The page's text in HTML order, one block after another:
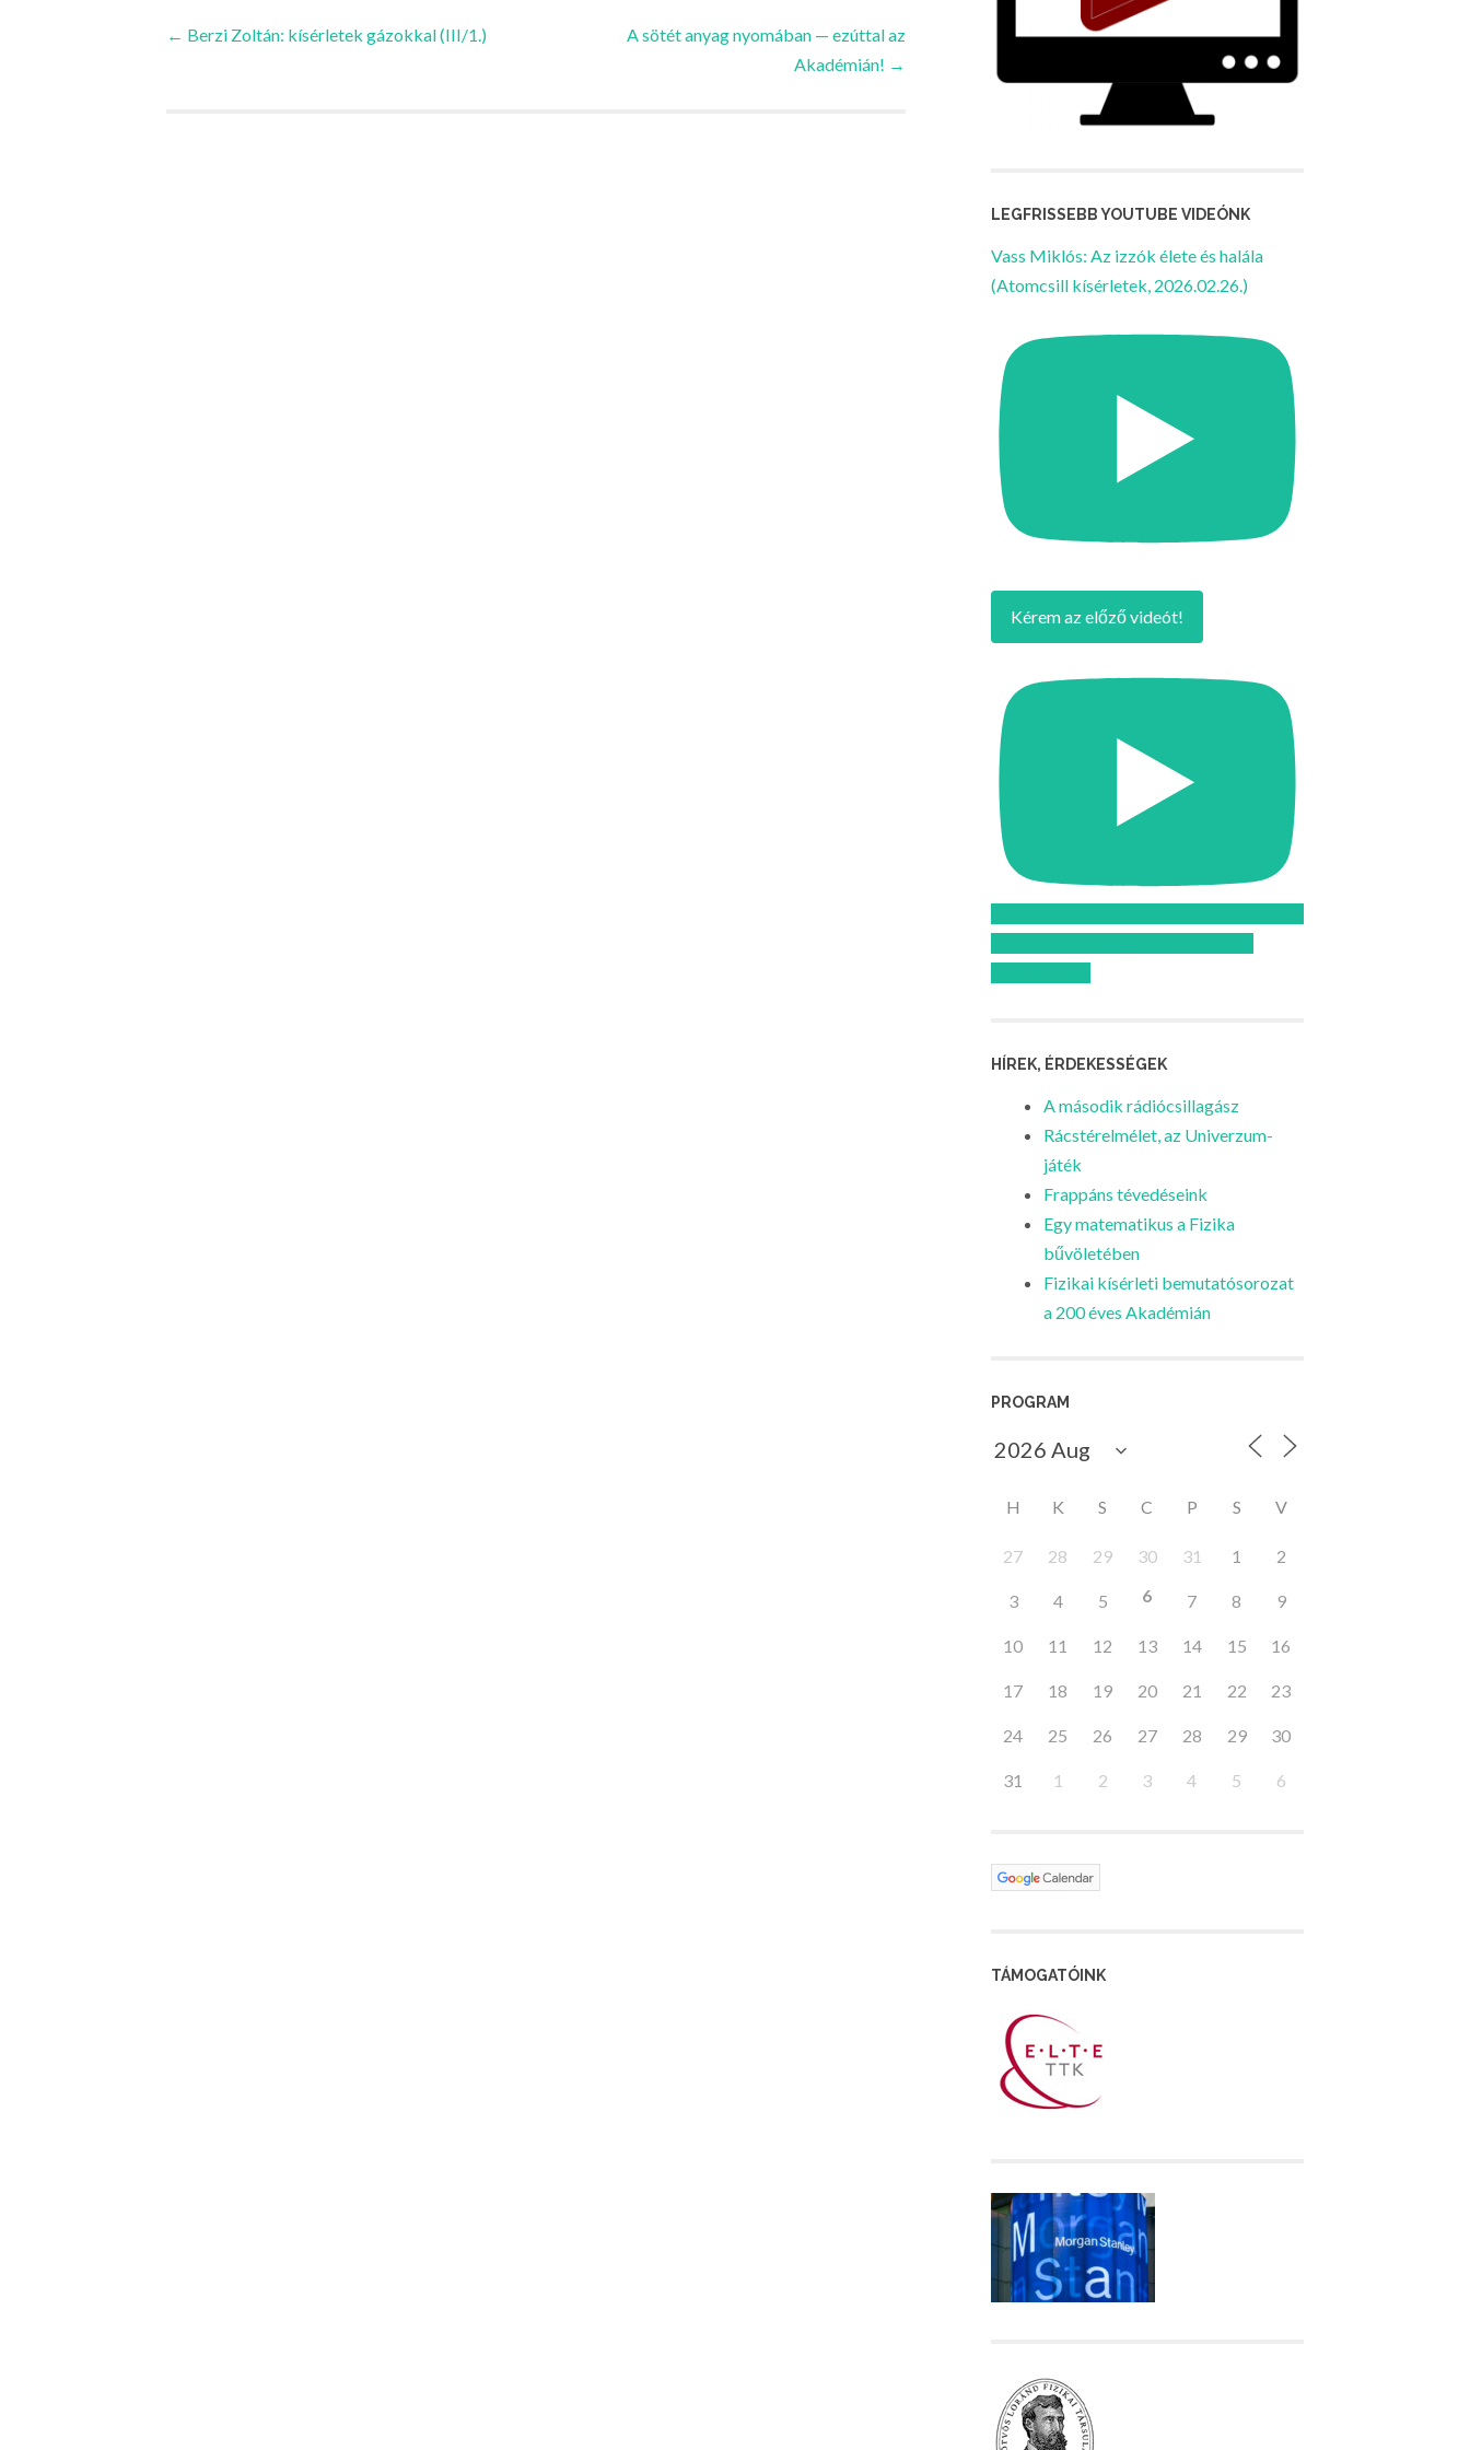
Bejegyzések
← Berzi Zoltán: kísérletek gázokkal (III/1.)
A sötét anyag nyomában — ezúttal az
Akadémián! →
LEGFRISSEBB YOUTUBE VIDEÓNK
Vass Miklós: Az izzók élete és halála
(Atomcsill kísérletek, 2026.02.26.)
Kérem az előző videót!
HÍREK, ÉRDEKESSÉGEK
A második rádiócsillagász
Rácstérelmélet, az Univerzum-
játék
Frappáns tévedéseink
Egy matematikus a Fizika
bűvöletében
Fizikai kísérleti bemutatósorozat
a 200 éves Akadémián
PROGRAM
H K S C P S V
27 28 29 30 31 1 2
3 4 5 6 7 8 9
10 11 12 13 14 15 16
17 18 19 20 21 22 23
24 25 26 27 28 29 30
31 1 2 3 4 5 6
TÁMOGATÓINK